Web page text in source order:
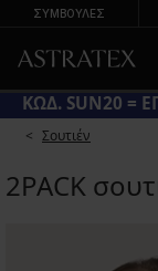
ΣΥΜΒΟΥΛΕΣ
ΚΩΔ. SUN20 =
Σουτιέν
2PACK